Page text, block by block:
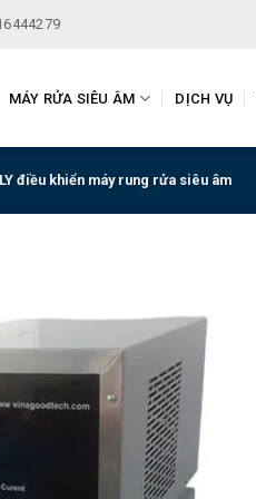
MÁY RỬA SIÊU ÂM DỊCH VỤ
điều khiển máy rung rửa siêu âm